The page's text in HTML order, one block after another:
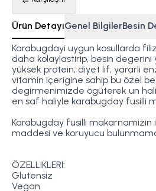
Ürün DetayıGenel BilgilerBesin
Karabugdayi uygun kosullarda
daha kolaylastirip, besin degerini
yüksek protein, diyet lif, yararli
vitamin içerigine sahip bu özel
degirmenimizde ögüterek un
en saf haliyle karabugday fusilli
Karabugday fusilli makarnamizin
maddesi ve koruyucu
ÖZELLIKLERI:
Glutensiz
Vegan